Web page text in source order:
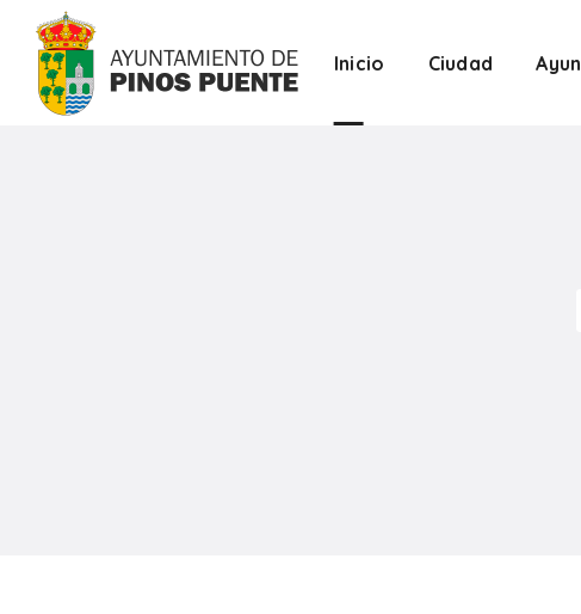
Inicio Ciudad